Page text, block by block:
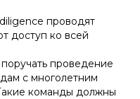
проводят
доступ ко всей
проведение
с многолетним
команды должны